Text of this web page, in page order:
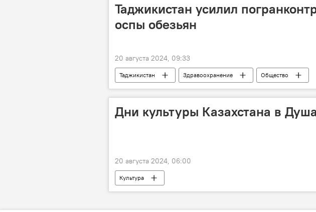
Таджикистан усилил
оспы обезьян
20 августа 2024, 09:33
Таджикистан Здравоохранение Общество
Дни культуры Казахстана в
20 августа 2024, 06:00
Культура